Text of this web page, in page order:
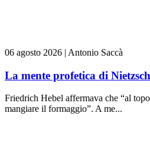
06 agosto 2026 | Antonio Saccà
La mente profetica di
Friedrich Hebel affermava che “al
mangiare il formaggio”. A me...